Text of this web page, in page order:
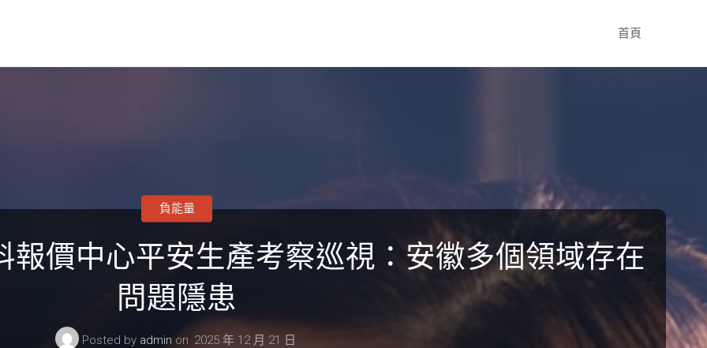
首頁
報價中心平安生產考察巡視：安徽多個領域存在
問題隱患
Posted by admin on 2025 年 12 月 21 日
負能量